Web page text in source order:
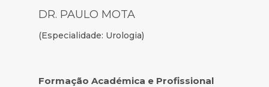
DR. PAULO MOTA
(Especialidade: Urologia)
Formação Académica e Profissional